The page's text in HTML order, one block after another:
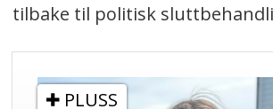
tilbake til politisk
PLUSS